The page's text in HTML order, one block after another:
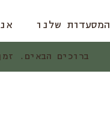
המסעדות שלנו
ברוכים הבאים. זמן